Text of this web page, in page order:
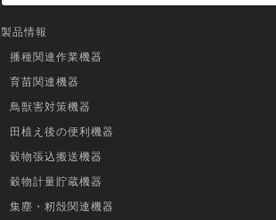
製品情報
播種関連作業機器
育苗関連機器
鳥獣害対策機器
田植え後の便利機器
穀物張込搬送機器
穀物計量貯蔵機器
集塵・籾殻関連機器